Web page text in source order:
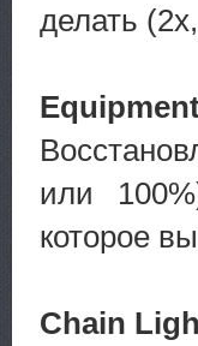
делать
или
которое
Chain